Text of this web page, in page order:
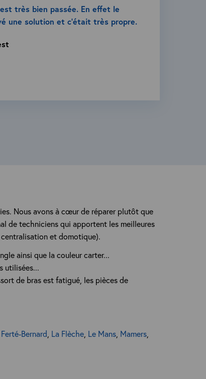
Nous avons à cœur de réparer plutôt que
de techniciens qui apportent les meilleures
et domotique).
ainsi que la couleur carter...
utilisées...
de bras est fatigué, les pièces de
Bernard La Flèche Le Mans Mamers
très bien passée. En effet le
une solution et c’était très propre.